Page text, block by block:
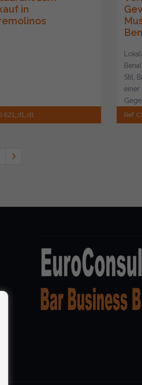
in
621_d1_d1
Stil,
einer
ein...
Ref.